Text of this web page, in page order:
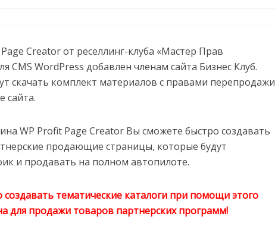
Creator от реселлинг-клуба «Мастер Прав
CMS WordPress добавлен членам сайта Бизнес Клуб.
скачать комплект материалов с правами перепродажи
сайта.
WP Profit Page Creator Вы сможете быстро создавать
продающие страницы, которые будут
и продавать на полном автопилоте.
тематические каталоги при помощи этого
для продажи товаров партнерских программ!